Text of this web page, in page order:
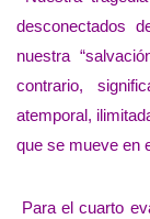
desconectados
nuestra
contrario,
atemporal,
que se mueve en
Para el cuarto